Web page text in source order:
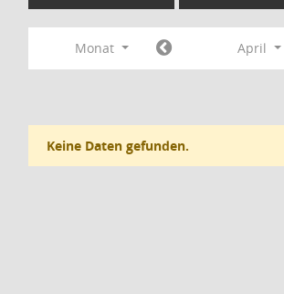
Monat April
Keine Daten gefunden.